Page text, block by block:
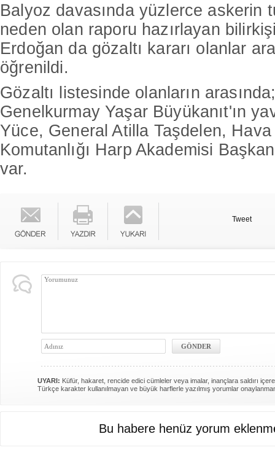
Balyoz davasında yüzlerce askerin
neden olan raporu hazırlayan
Erdoğan da gözaltı kararı olanlar
öğrenildi.
Gözaltı listesinde olanların
Genelkurmay Yaşar Büyükanıt'ın
Yüce, General Atilla Taşdelen,
Komutanlığı Harp Akademisi
var.
Tweet
UYARI: Küfür, hakaret, rencide edici cümleler veya imalar, inançlara saldırı
Türkçe karakter kullanılmayan ve büyük harflerle yazılmış yorumlar
Bu habere henüz yorum